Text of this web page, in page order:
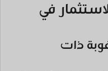
في
ذات